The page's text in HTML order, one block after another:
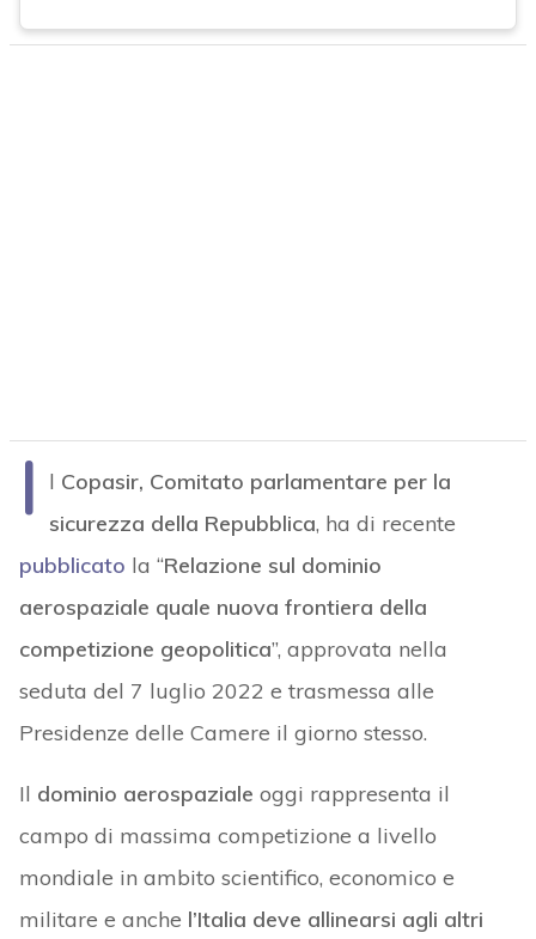
I l Copasir, Comitato parlamentare per la
sicurezza della Repubblica, ha di recente
pubblicato la “Relazione sul dominio
aerospaziale quale nuova frontiera della
competizione geopolitica”, approvata nella
seduta del 7 luglio 2022 e trasmessa alle
Presidenze delle Camere il giorno stesso.
Il dominio aerospaziale oggi rappresenta il
campo di massima competizione a livello
mondiale in ambito scientifico, economico e
militare e anche l’Italia deve allinearsi agli altri